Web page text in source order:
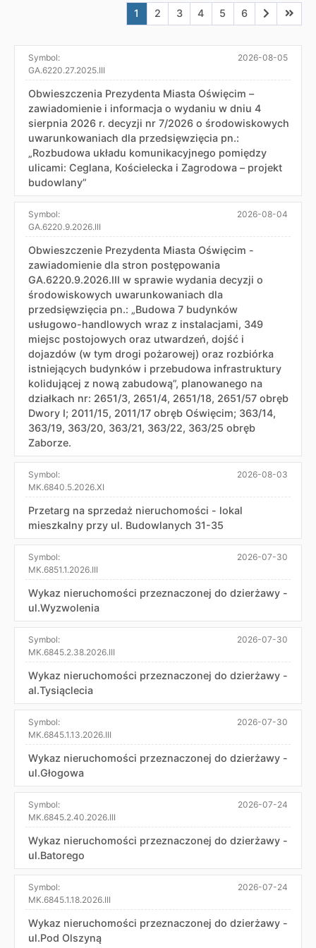
Aktualna strona nr 1
1 Przejdź do strony nr 2
2 Przejdź do strony nr 3
3 Przejdź do strony nr 4
4 Przejdź do strony
5 Przejdź do
6 Przejdź
Symbol:
GA.6220.27.2025.III
2026-08-05
Obwieszczenia Prezydenta Miasta Oświęcim –
zawiadomienie i informacja o wydaniu w dniu 4
sierpnia 2026 r. decyzji nr 7/2026 o środowiskowych
uwarunkowaniach dla przedsięwzięcia pn.:
„Rozbudowa układu komunikacyjnego pomiędzy
ulicami: Ceglana, Kościelecka i Zagrodowa – projekt
budowlany”
Symbol:
GA.6220.9.2026.III
2026-08-04
Obwieszczenie Prezydenta Miasta Oświęcim -
zawiadomienie dla stron postępowania
GA.6220.9.2026.III w sprawie wydania decyzji o
środowiskowych uwarunkowaniach dla
przedsięwzięcia pn.: „Budowa 7 budynków
usługowo-handlowych wraz z instalacjami, 349
miejsc postojowych oraz utwardzeń, dojść i
dojazdów (w tym drogi pożarowej) oraz rozbiórka
istniejących budynków i przebudowa infrastruktury
kolidującej z nową zabudową”, planowanego na
działkach nr: 2651/3, 2651/4, 2651/18, 2651/57 obręb
Dwory I; 2011/15, 2011/17 obręb Oświęcim; 363/14,
363/19, 363/20, 363/21, 363/22, 363/25 obręb
Zaborze.
Symbol:
MK.6840.5.2026.XI
2026-08-03
Przetarg na sprzedaż nieruchomości - lokal
mieszkalny przy ul. Budowlanych 31-35
Symbol:
MK.6851.1.2026.III
2026-07-30
Wykaz nieruchomości przeznaczonej do dzierżawy -
ul.Wyzwolenia
Symbol:
MK.6845.2.38.2026.III
2026-07-30
Wykaz nieruchomości przeznaczonej do dzierżawy -
al.Tysiąclecia
Symbol:
MK.6845.1.13.2026.III
2026-07-30
Wykaz nieruchomości przeznaczonej do dzierżawy -
ul.Głogowa
Symbol:
MK.6845.2.40.2026.III
2026-07-24
Wykaz nieruchomości przeznaczonej do dzierżawy -
ul.Batorego
Symbol:
MK.6845.1.18.2026.III
2026-07-24
Wykaz nieruchomości przeznaczonej do dzierżawy -
ul.Pod Olszyną